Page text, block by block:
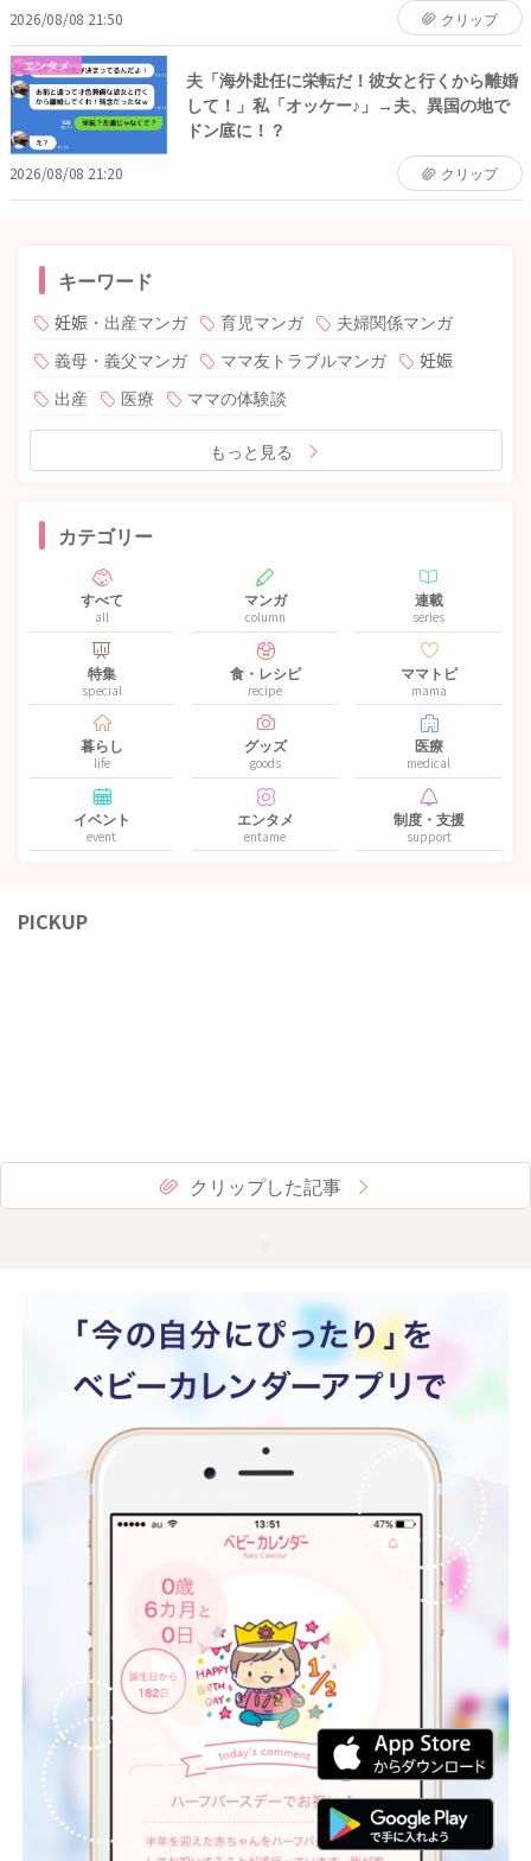
2026/08/08 21:50 クリップ
エンタメ
夫「海外赴任に栄転だ！彼女と行くから離婚
して！」私「オッケー♪」→夫、異国の地で
ドン底に！？
2026/08/08 21:20 クリップ
キーワード
妊娠・出産マンガ 育児マンガ
夫婦関係マンガ
義母・義父マンガ
ママ友トラブルマンガ
妊娠
出産
医療 ママの体験談
もっと見る
カテゴリー
すべて
all
マンガ
column
連載
series
特集
special
食・レシピ
recipe
ママトピ
mama
暮らし
life
グッズ
goods
医療
medical
イベント
event
エンタメ
entame
制度・支援
support
PICKUP
クリップした記事